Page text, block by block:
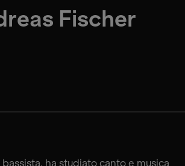
Fischer
ha studiato canto e musica